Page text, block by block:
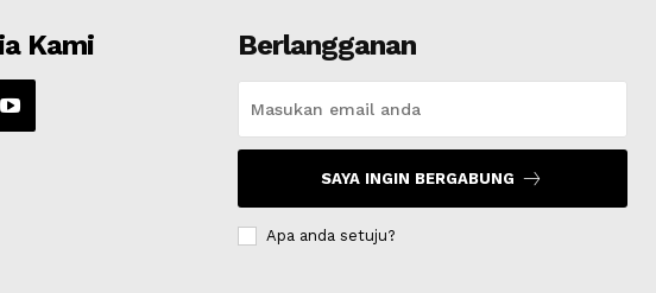
Kami Berlangganan
SAYA INGIN BERGABUNG
Apa anda setuju?